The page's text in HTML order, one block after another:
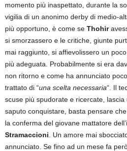
momento più inaspettato, durante la
vigilia di un anonimo derby di medio-
più opportuno, è come se Thohir
si smorzassero e le critiche, giunte
mai raggiunto, si affievolissero un
più adeguata. Probabilmente si era
non ritorno e come ha annunciato
trattato di “una scelta necessaria“. Il
scuse più spudorate e ricercate,
saputo conquistare, basta pensare
la conferma del giovane mattatore
Stramaccioni . Un amore mai
annunciato. Se fino ad un mese fa